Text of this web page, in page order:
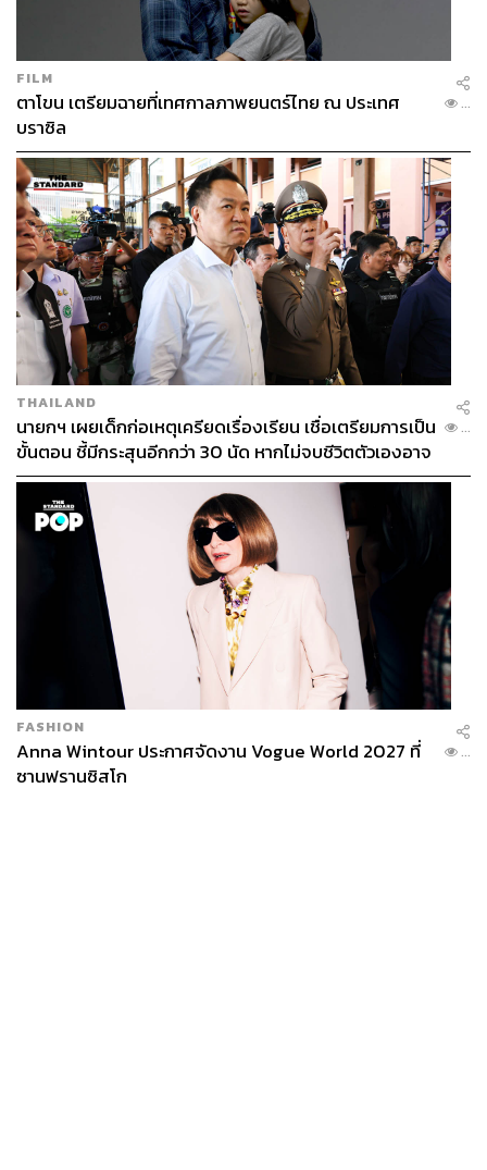
FILM
ตาโขน เตรียมฉายที่เทศกาลภาพยนตร์ไทย ณ ประเทศ
บราซิล
...
THAILAND
นายกฯ เผยเด็กก่อเหตุเครียดเรื่องเรียน เชื่อเตรียมการเป็น
ขั้นตอน ชี้มีกระสุนอีกกว่า 30 นัด หากไม่จบชีวิตตัวเองอาจ
สูญเสียเพิ่ม
...
FASHION
Anna Wintour ประกาศจัดงาน Vogue World 2027 ที่
ซานฟรานซิสโก
...